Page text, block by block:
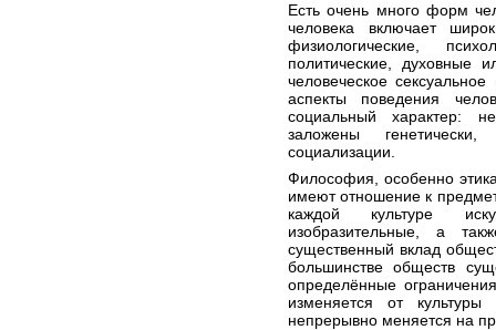
Есть очень много форм
человека включает
физиологические
политические
духовные
человеческое сексуальное
аспекты поведения
социальный характер:
заложены генетически
социализации
Философия , особенно
имеют отношение к
каждой культуре
изобразительные, а
существенный вклад
большинстве обществ
определённые
изменяется от
непрерывно меняется на